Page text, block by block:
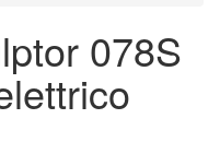
078S